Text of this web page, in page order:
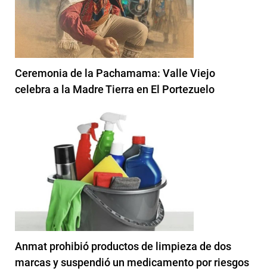
Ceremonia de la Pachamama: Valle Viejo
celebra a la Madre Tierra en El Portezuelo
Anmat prohibió productos de limpieza de dos
marcas y suspendió un medicamento por riesgos